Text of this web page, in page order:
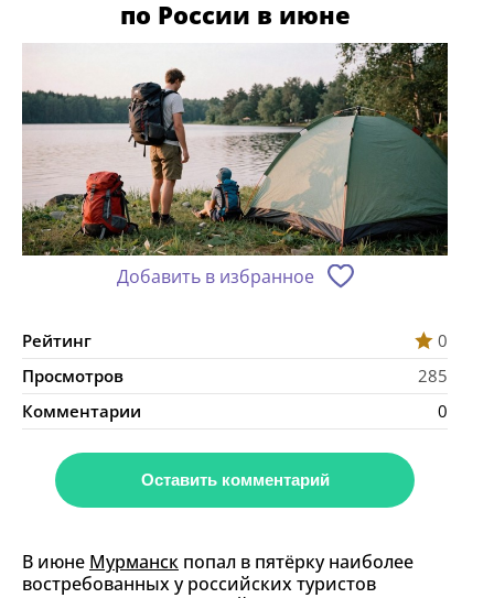
по России в июне
Добавить в избранное
Рейтинг
0
Просмотров
285
Комментарии
0
Оставить комментарий
В июне Мурманск попал в пятёрку наиболее
востребованных у российских туристов